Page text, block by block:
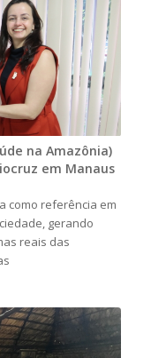
na Amazônia)
em Manaus
como referência em
gerando
reais das